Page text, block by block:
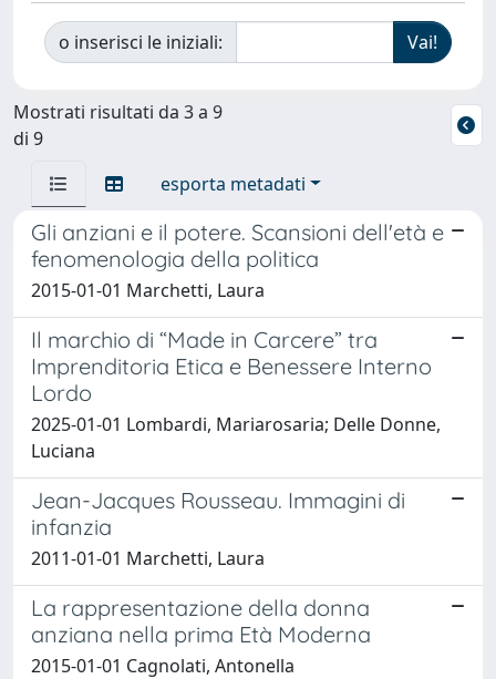
o inserisci le iniziali:
Mostrati risultati da 3 a 9
di 9
esporta metadati
Gli anziani e il potere. Scansioni dell'età e
fenomenologia della politica
2015-01-01 Marchetti, Laura
Il marchio di “Made in Carcere” tra
Imprenditoria Etica e Benessere Interno
Lordo
2025-01-01 Lombardi, Mariarosaria; Delle Donne,
Luciana
Jean-Jacques Rousseau. Immagini di
infanzia
2011-01-01 Marchetti, Laura
La rappresentazione della donna
anziana nella prima Età Moderna
2015-01-01 Cagnolati, Antonella